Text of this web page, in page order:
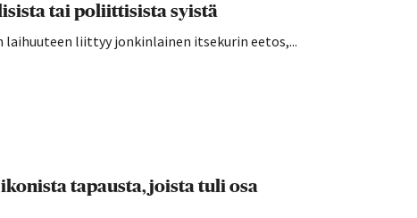
tai poliittisista syistä
laihuuteen liittyy jonkinlainen itsekurin eetos,...
tapausta, joista tuli osa